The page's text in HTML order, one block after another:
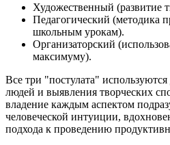
Художественный (развитие
Педагогический (методика
школьным урокам).
Организаторский
максимуму).
Все три "постулата"
людей и выявления творческих
владение каждым аспектом
человеческой интуиции,
подхода к проведению